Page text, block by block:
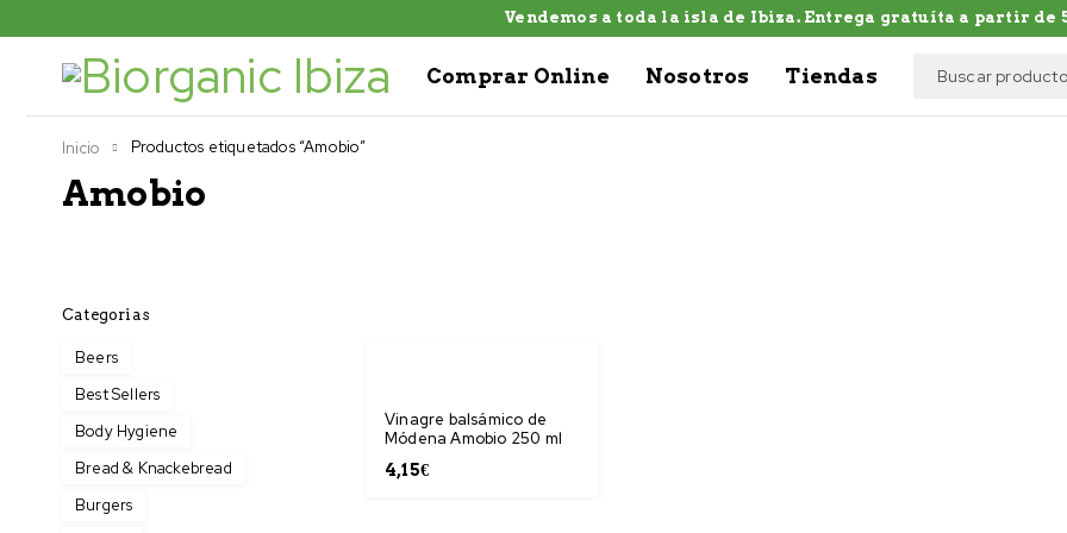
Vendemos a toda la isla de Ibiza. Entrega gratuíta a partir de
Comprar Online Nosotros Tiendas
Amobio
Inicio Productos etiquetados “Amobio”
Categorias
Beers
Best Sellers
Body Hygiene
Bread & Knackebread
Burgers
Vinagre balsámico de
Módena Amobio 250 ml
4,15€